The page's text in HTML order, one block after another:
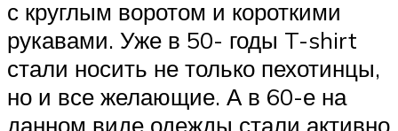
с круглым воротом и короткими
рукавами. Уже в 50- годы T-shirt
стали носить не только пехотинцы,
но и все желающие. А в 60-е на
данном виде одежды стали активно